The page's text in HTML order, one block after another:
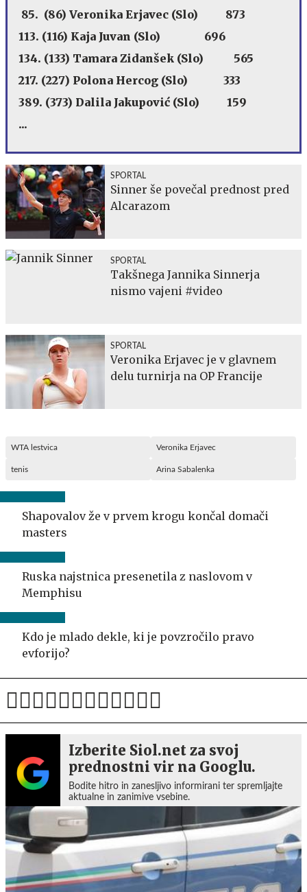
85. (86) Veronika Erjavec (Slo) 873
113. (116) Kaja Juvan (Slo) 696
134. (133) Tamara Zidanšek (Slo) 565
217. (227) Polona Hercog (Slo) 333
389. (373) Dalila Jakupović (Slo) 159
...
SPORTAL
Sinner še povečal prednost pred
Alcarazom
SPORTAL
Takšnega Jannika Sinnerja
nismo vajeni #video
SPORTAL
Veronika Erjavec je v glavnem
delu turnirja na OP Francije
WTA lestvica Veronika Erjavec
tenis Arina Sabalenka
Shapovalov že v prvem krogu končal domači
masters
Ruska najstnica presenetila z naslovom v
Memphisu
Kdo je mlado dekle, ki je povzročilo pravo
evforijo?
Izberite Siol.net za svoj
prednostni vir na Googlu.
Bodite hitro in zanesljivo informirani ter spremljajte
aktualne in zanimive vsebine.